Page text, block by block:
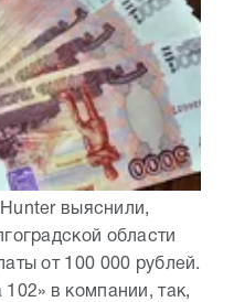
выяснили,
области
от 100 000 рублей.
в компании, так,